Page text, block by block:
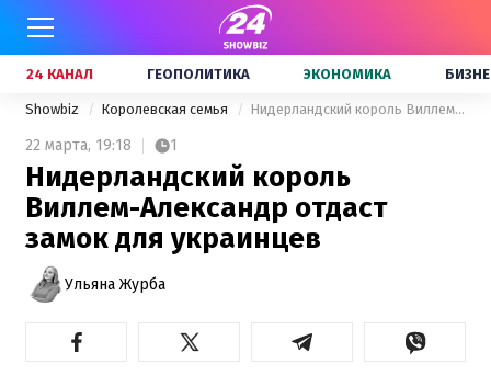
24 КАНАЛ ГЕОПОЛИТИКА ЭКОНОМИКА
Showbiz Королевская семья Нидерландский король Виллем-Александр отдаст замок для украинцев
22 марта, 19:18 1
Нидерландский король
Виллем-Александр отдаст
замок для украинцев
Ульяна Журба